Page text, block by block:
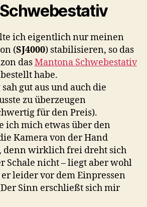
ich eigentlich nur meinen
(SJ4000) stabilisieren, so das
dasMantona Schwebestativ
bestellt habe.
gut aus und auch die
zu überzeugen
für den Preis).
ich mich etwas über den
Kamera von der Hand
denn wirklich frei dreht sich
Schale nicht – liegt aber wohl
er leider vor dem Einpressen
Sinn erschließt sich mir